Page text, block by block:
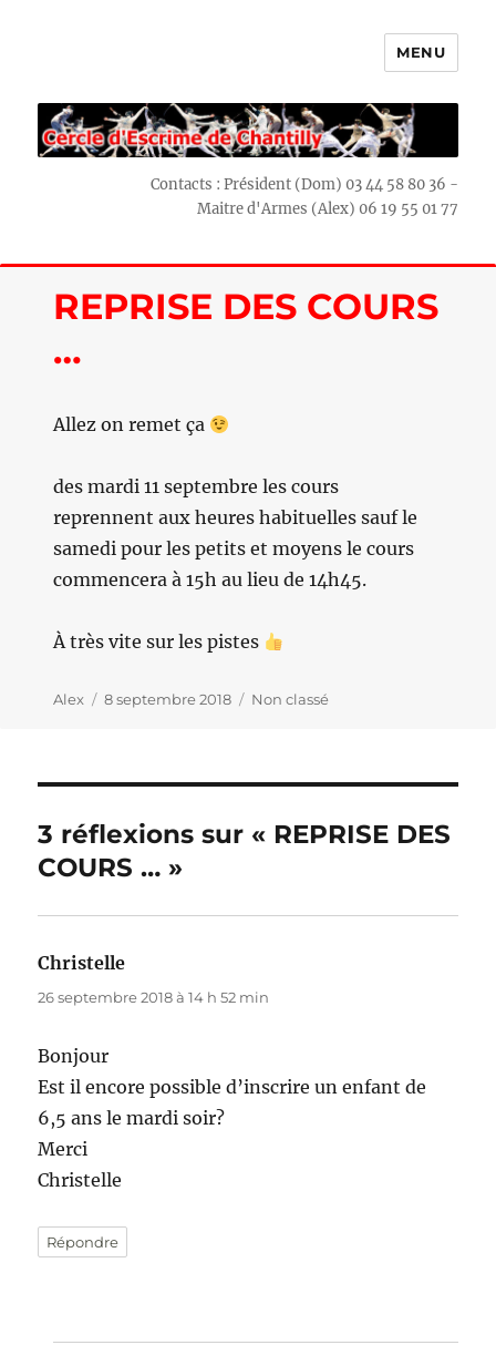
MENU
Contacts : Président (Dom) 03 44 58 80 36 -
Maitre d'Armes (Alex) 06 19 55 01 77
REPRISE DES COURS
…
Allez on remet ça
des mardi 11 septembre les cours
reprennent aux heures habituelles sauf le
samedi pour les petits et moyens le cours
commencera à 15h au lieu de 14h45.
À très vite sur les pistes
Auteur
Alex
Publié
8 septembre 2018 Catégories
Non classé
3 réflexions sur « REPRISE DES
COURS … »
Christelle
26 septembre 2018 à 14 h 52 min
Bonjour
Est il encore possible d’inscrire un enfant de
6,5 ans le mardi soir?
Merci
Christelle
Répondre